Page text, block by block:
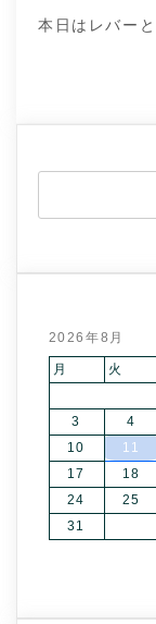
本日はレバー
2026年8月
月 火
3
4
10
11
17
18
24
25
31